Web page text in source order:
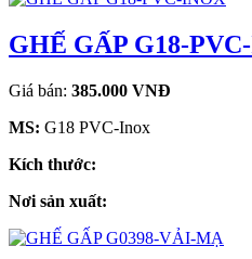
GHẾ GẤP G18-
Giá bán: 385.000 VNĐ
MS: G18 PVC-Inox
Kích thước:
Nơi sản xuất: